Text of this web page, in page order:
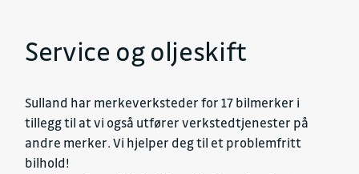
Service og oljeskift
Sulland har merkeverksteder for 17 bilmerker i
tillegg til at vi også utfører verkstedtjenester på
andre merker. Vi hjelper deg til et problemfritt
bilhold!